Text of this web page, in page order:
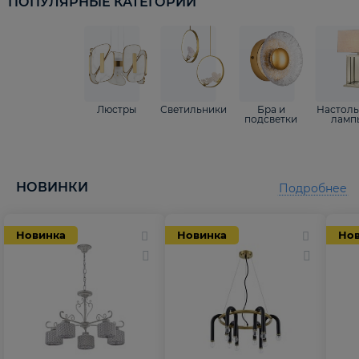
Люстры Светильники
Бра и
подсветки
НОВИНКИ
Новинка Новинка
Подробнее